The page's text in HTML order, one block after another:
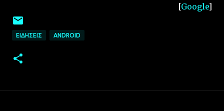
[Google]
ΕΙΔΉΣΕΙΣ ANDROID